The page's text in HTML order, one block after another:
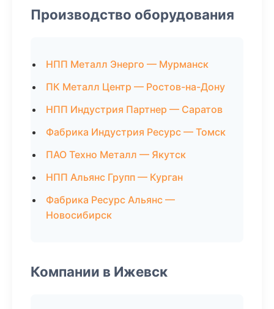
Производство оборудования
НПП Металл Энерго — Мурманск
ПК Металл Центр — Ростов-на-Дону
НПП Индустрия Партнер — Саратов
Фабрика Индустрия Ресурс — Томск
ПАО Техно Металл — Якутск
НПП Альянс Групп — Курган
Фабрика Ресурс Альянс —
Новосибирск
Компании в Ижевск